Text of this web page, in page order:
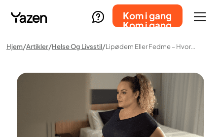
Kom i gang
Kom i gang
Hjem Artikler Helse Og Livsstil Lipødem Eller Fedme – Hvordan Kan Du Se Forskjell?